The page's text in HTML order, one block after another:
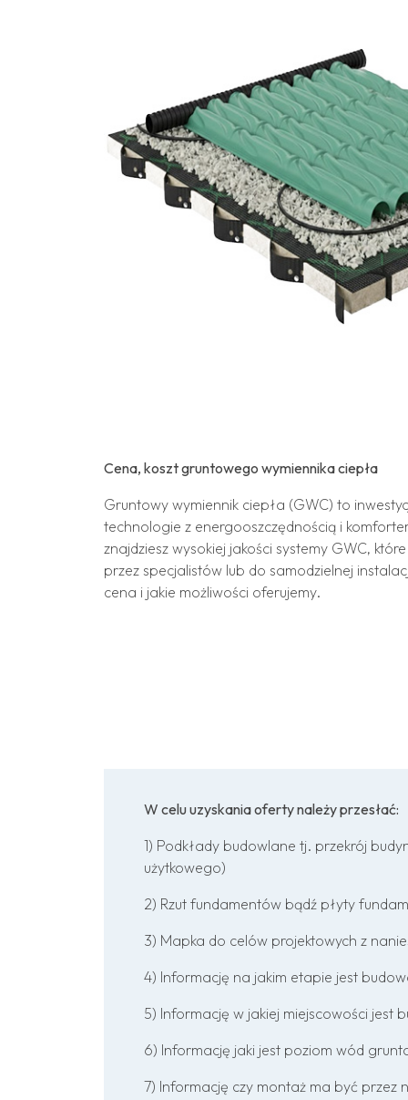
Cena, koszt gruntowego wymiennika ciepła
Gruntowy wymiennik ciepła (GWC) to
technologie z energooszczędnością i
znajdziesz wysokiej jakości systemy GWC,
przez specjalistów lub do samodzielnej
cena i jakie możliwości oferujemy.
W celu uzyskania oferty należy przesłać:
1) Podkłady budowlane tj. przekrój
użytkowego)
2) Rzut fundamentów bądź płyty
3) Mapka do celów projektowych z
4) Informację na jakim etapie jest
5) Informację w jakiej miejscowości jest
6) Informację jaki jest poziom wód
7) Informację czy montaż ma być przez